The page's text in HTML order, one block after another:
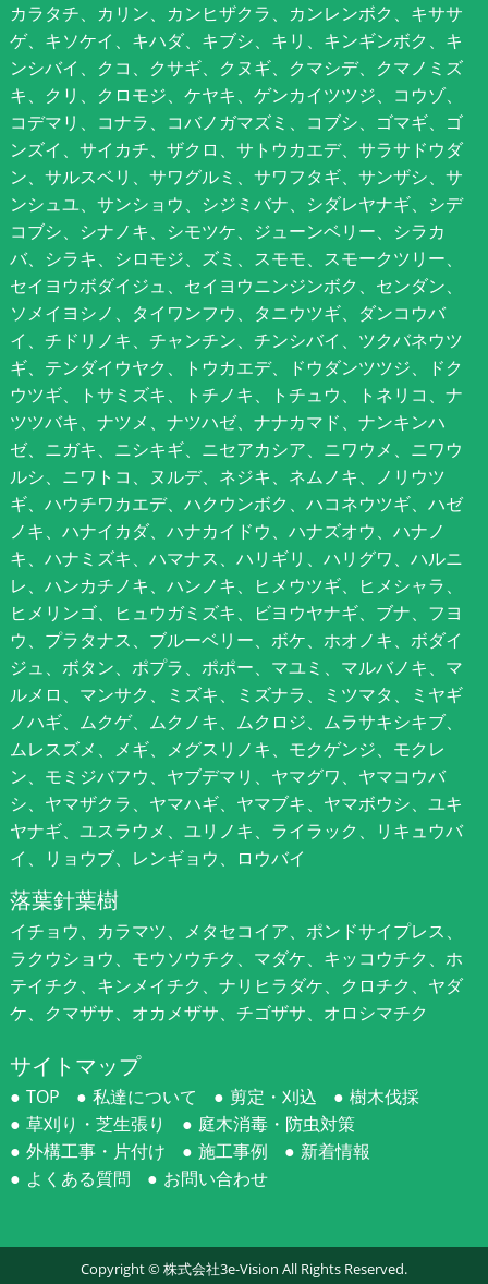
カラタチ、カリン、カンヒザクラ、カンレンボク、キササ
ゲ、キソケイ、キハダ、キブシ、キリ、キンギンボク、キ
ンシバイ、クコ、クサギ、クヌギ、クマシデ、クマノミズ
キ、クリ、クロモジ、ケヤキ、ゲンカイツツジ、コウゾ、
コデマリ、コナラ、コバノガマズミ、コブシ、ゴマギ、ゴ
ンズイ、サイカチ、ザクロ、サトウカエデ、サラサドウダ
ン、サルスベリ、サワグルミ、サワフタギ、サンザシ、サ
ンシュユ、サンショウ、シジミバナ、シダレヤナギ、シデ
コブシ、シナノキ、シモツケ、ジューンベリー、シラカ
バ、シラキ、シロモジ、ズミ、スモモ、スモークツリー、
セイヨウボダイジュ、セイヨウニンジンボク、センダン、
ソメイヨシノ、タイワンフウ、タニウツギ、ダンコウバ
イ、チドリノキ、チャンチン、チンシバイ、ツクバネウツ
ギ、テンダイウヤク、トウカエデ、ドウダンツツジ、ドク
ウツギ、トサミズキ、トチノキ、トチュウ、トネリコ、ナ
ツツバキ、ナツメ、ナツハゼ、ナナカマド、ナンキンハ
ゼ、ニガキ、ニシキギ、ニセアカシア、ニワウメ、ニワウ
ルシ、ニワトコ、ヌルデ、ネジキ、ネムノキ、ノリウツ
ギ、ハウチワカエデ、ハクウンボク、ハコネウツギ、ハゼ
ノキ、ハナイカダ、ハナカイドウ、ハナズオウ、ハナノ
キ、ハナミズキ、ハマナス、ハリギリ、ハリグワ、ハルニ
レ、ハンカチノキ、ハンノキ、ヒメウツギ、ヒメシャラ、
ヒメリンゴ、ヒュウガミズキ、ビヨウヤナギ、ブナ、フヨ
ウ、プラタナス、ブルーベリー、ボケ、ホオノキ、ボダイ
ジュ、ボタン、ポプラ、ポポー、マユミ、マルバノキ、マ
ルメロ、マンサク、ミズキ、ミズナラ、ミツマタ、ミヤギ
ノハギ、ムクゲ、ムクノキ、ムクロジ、ムラサキシキブ、
ムレスズメ、メギ、メグスリノキ、モクゲンジ、モクレ
ン、モミジバフウ、ヤブデマリ、ヤマグワ、ヤマコウバ
シ、ヤマザクラ、ヤマハギ、ヤマブキ、ヤマボウシ、ユキ
ヤナギ、ユスラウメ、ユリノキ、ライラック、リキュウバ
イ、リョウブ、レンギョウ、ロウバイ
落葉針葉樹
イチョウ、カラマツ、メタセコイア、ポンドサイプレス、
ラクウショウ、モウソウチク、マダケ、キッコウチク、ホ
テイチク、キンメイチク、ナリヒラダケ、クロチク、ヤダ
ケ、クマザサ、オカメザサ、チゴザサ、オロシマチク
サイトマップ
TOP 私達について 剪定・刈込
樹木伐採
草刈り・芝生張り
庭木消毒・防虫対策
外構工事・片付け
施工事例
新着情報
よくある質問
お問い合わせ
Copyright ©株式会社3e-Vision All Rights Reserved.